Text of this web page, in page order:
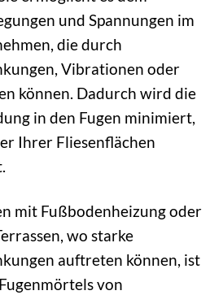
und Spannungen im
die durch
Vibrationen oder
können. Dadurch wird die
in den Fugen minimiert,
Ihrer Fliesenflächen
mit Fußbodenheizung oder
wo starke
auftreten können, ist
von